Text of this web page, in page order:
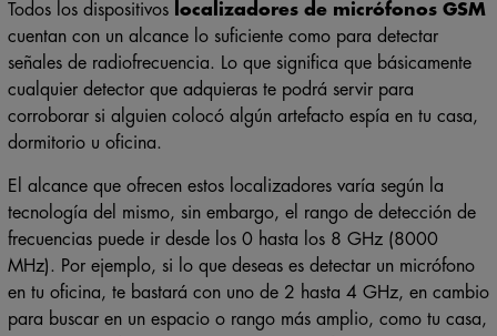
Todos los dispositivos
localizadores de micrófonos GSM
cuentan con un alcance lo suficiente como para detectar
señales de radiofrecuencia. Lo que significa que básicamente
cualquier detector que adquieras te podrá servir para
corroborar si alguien colocó algún artefacto espía en tu casa,
dormitorio u oficina.
El alcance que ofrecen estos localizadores varía según la
tecnología del mismo, sin embargo, el rango de detección de
frecuencias puede ir desde los 0 hasta los 8 GHz (8000
MHz). Por ejemplo, si lo que deseas es detectar un micrófono
en tu oficina, te bastará con uno de 2 hasta 4 GHz, en cambio
para buscar en un espacio o rango más amplio, como tu casa,